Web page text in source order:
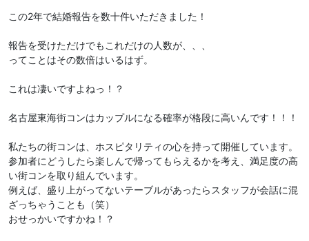
この2年で結婚報告を数十件いただきました！
報告を受けただけでもこれだけの人数が、、、
ってことはその数倍はいるはず。
これは凄いですよねっ！？
名古屋東海街コンはカップルになる確率が格段に高いんです！！！
私たちの街コンは、ホスピタリティの心を持って開催しています。
参加者にどうしたら楽しんで帰ってもらえるかを考え、満足度の高
い街コンを取り組んでいます。
例えば、盛り上がってないテーブルがあったらスタッフが会話に混
ざっちゃうことも（笑）
おせっかいですかね！？